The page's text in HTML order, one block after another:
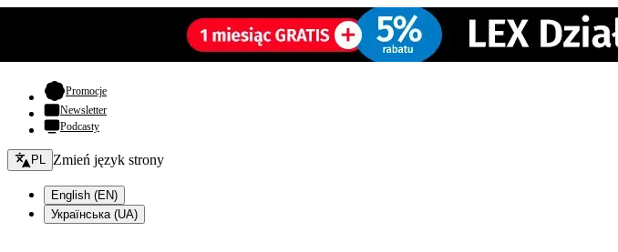
Promocje- otwiera się w nowej karcie
Newsletter
Podcasty
Zmień język - bieżący:
PL Zmień język strony
English (EN)
Українська (UA)